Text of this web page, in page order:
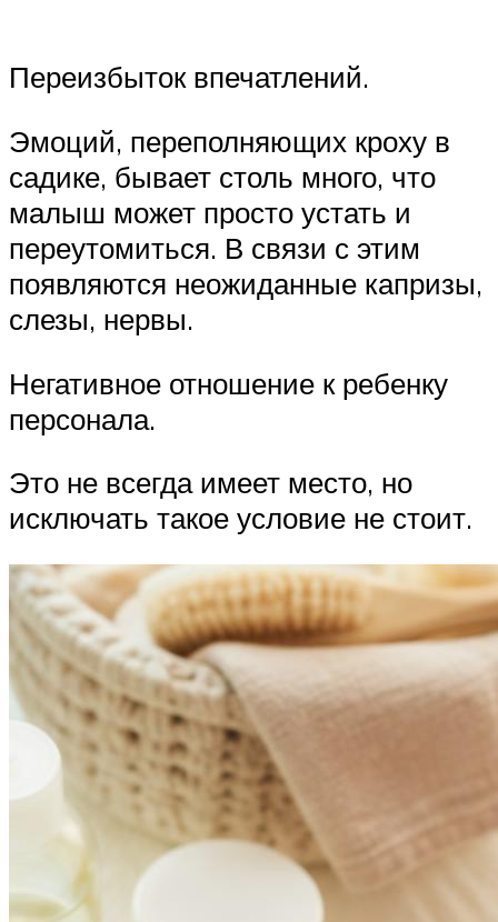
Переизбыток впечатлений.
Эмоций, переполняющих кроху в
садике, бывает столь много, что
малыш может просто устать и
переутомиться. В связи с этим
появляются неожиданные капризы,
слезы, нервы.
Негативное отношение к ребенку
персонала.
Это не всегда имеет место, но
исключать такое условие не стоит.